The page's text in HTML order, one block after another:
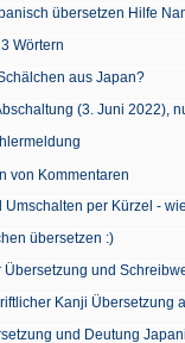
übersetzen Hilfe
Wörtern
aus Japan?
(3. Juni 2022),
von Kommentaren
Umschalten per Kürzel -
übersetzen :)
Übersetzung und
Kanji Übersetzung
und Deutung